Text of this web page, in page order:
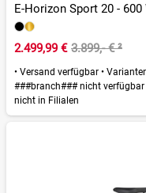
E-Horizon Sport 20 -
2.499,99 € 3.899,- €²
• Versand verfügbar •
###branch### nicht verfügbar
nicht in Filialen